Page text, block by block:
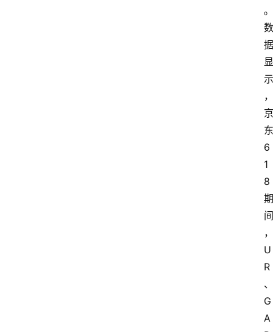
。
数
据
显
示
，
京
东
6
1
8
期
间
，
U
R
、
G
A